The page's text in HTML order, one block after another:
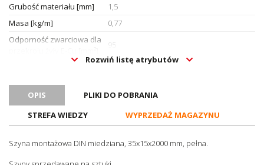
Grubość materiału [mm]
1,5
Masa [kg/m]
0,77
Odporność zwarciowa dla
95
Maksymalny prąd
znamionowy z funkcją PEN
Normy
EN 60715
Rozwiń listę atrybutów
OPIS
PLIKI DO POBRANIA
STREFA WIEDZY
WYPRZEDAŻ MAGAZYNU
Szyna montażowa DIN miedziana, 35x15x2000 mm, pełna.